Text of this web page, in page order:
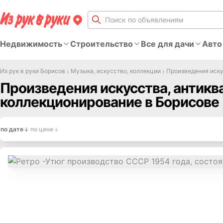
Недвижимость Строительство Все для дачи
Из рук в руки Борисов Музыка, искусство, коллекции Произведения
Произведения искусства,
коллекционирование в Борисове
по дате по цене